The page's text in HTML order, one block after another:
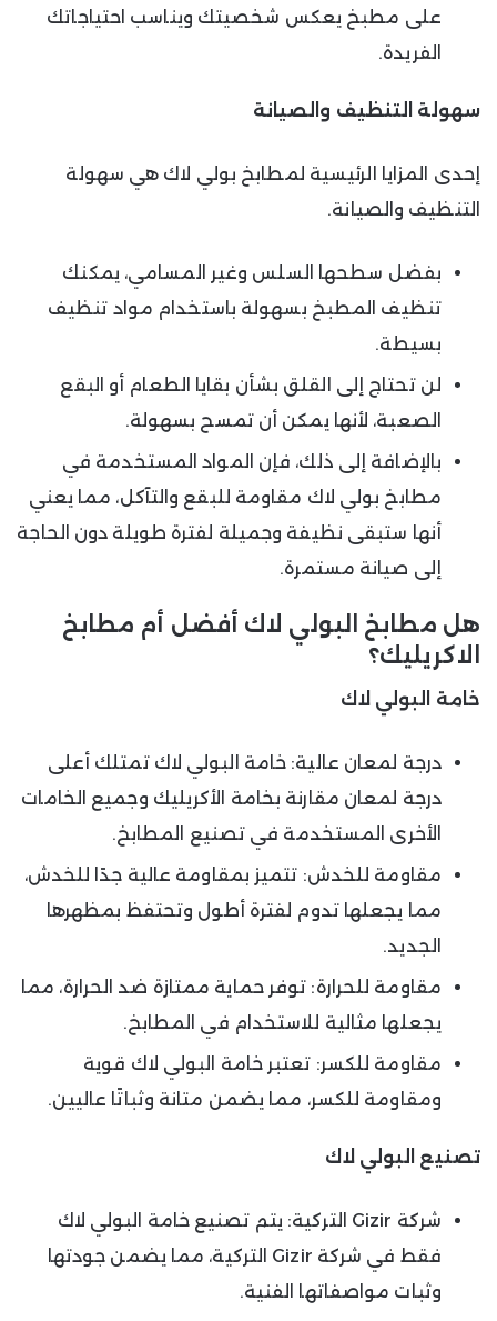
على مطبخ يعكس شخصيتك ويناسب احتياجاتك
الفريدة.
سهولة التنظيف والصيانة
إحدى المزايا الرئيسية لمطابخ بولي لاك هي سهولة
التنظيف والصيانة.
بفضل سطحها السلس وغير المسامي، يمكنك
تنظيف المطبخ بسهولة باستخدام مواد تنظيف
بسيطة.
لن تحتاج إلى القلق بشأن بقايا الطعام أو البقع
الصعبة، لأنها يمكن أن تمسح بسهولة.
بالإضافة إلى ذلك، فإن المواد المستخدمة في
مطابخ بولي لاك مقاومة للبقع والتآكل، مما يعني
أنها ستبقى نظيفة وجميلة لفترة طويلة دون الحاجة
إلى صيانة مستمرة.
هل مطابخ البولي لاك أفضل أم مطابخ
الاكريليك؟
خامة البولي لاك
درجة لمعان عالية: خامة البولي لاك تمتلك أعلى
درجة لمعان مقارنة بخامة الأكريليك وجميع الخامات
الأخرى المستخدمة في تصنيع المطابخ.
مقاومة للخدش: تتميز بمقاومة عالية جدًا للخدش،
مما يجعلها تدوم لفترة أطول وتحتفظ بمظهرها
الجديد.
مقاومة للحرارة: توفر حماية ممتازة ضد الحرارة، مما
يجعلها مثالية للاستخدام في المطابخ.
مقاومة للكسر: تعتبر خامة البولي لاك قوية
ومقاومة للكسر، مما يضمن متانة وثباتًا عاليين.
تصنيع البولي لاك
شركة Gizir التركية: يتم تصنيع خامة البولي لاك
فقط في شركة Gizir التركية، مما يضمن جودتها
وثبات مواصفاتها الفنية.